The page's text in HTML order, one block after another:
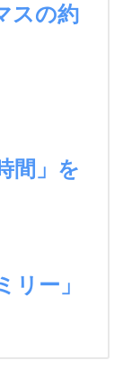
スの約
間」を
リー」